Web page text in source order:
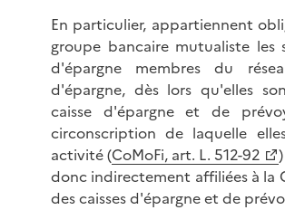
En particulier, appartiennent
groupe bancaire mutualiste les
d'épargne membres du
d'épargne, dès lors qu'elles
caisse d'épargne et de
circonscription de laquelle
activité (CoMoFi, art. L. 512-92
donc indirectement affiliées à la
des caisses d'épargne et de